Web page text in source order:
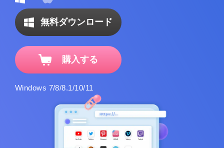
無料ダウンロード
購入する
Windows 7/8/8.1/10/11